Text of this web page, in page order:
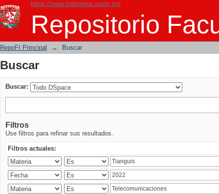
https://www.ingenieria.unam.mx
Repositorio
Buscar
RepoFI Principal → Buscar
Buscar
Buscar:
Filtros
Use filtros para refinar sus resultados.
Filtros actuales: